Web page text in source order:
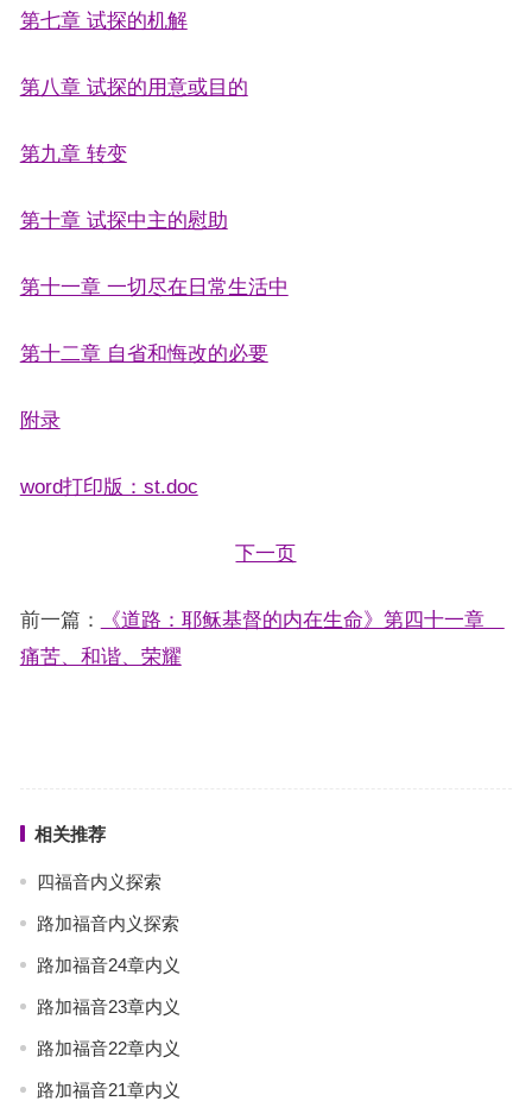
第七章 试探的机解
第八章 试探的用意或目的
第九章 转变
第十章 试探中主的慰助
第十一章 一切尽在日常生活中
第十二章 自省和悔改的必要
附录
word打印版：st.doc
下一页
前一篇：
《道路：耶稣基督的内在生命》第四十一章
痛苦、和谐、荣耀
相关推荐
四福音内义探索
路加福音内义探索
路加福音24章内义
路加福音23章内义
路加福音22章内义
路加福音21章内义